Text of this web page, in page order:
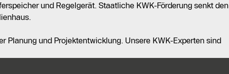
und Regelgerät. Staatliche KWK-Förderung senkt den
Planung und Projektentwicklung. Unsere KWK-Experten sind